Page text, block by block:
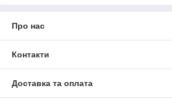
Про нас
Контакти
Доставка та оплата